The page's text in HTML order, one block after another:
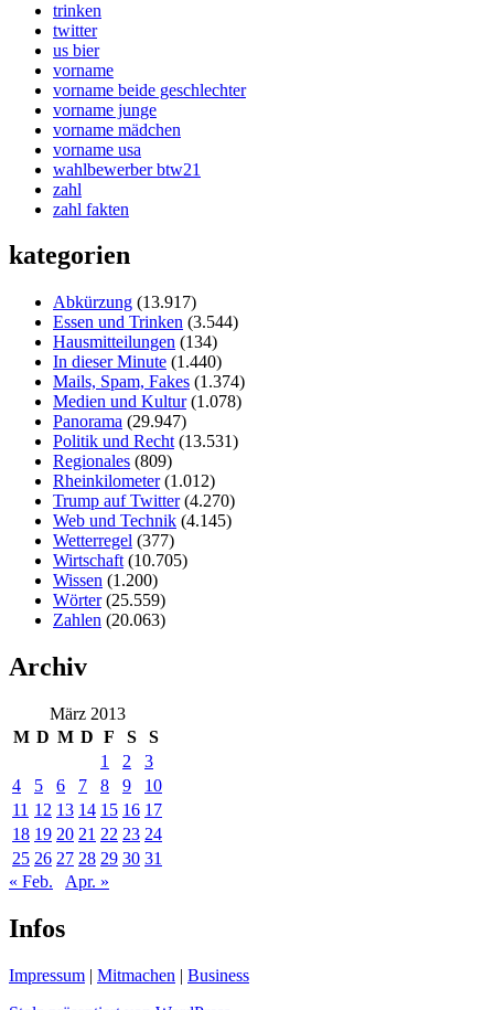
trinken
twitter
us bier
vorname
vorname beide geschlechter
vorname junge
vorname mädchen
vorname usa
wahlbewerber btw21
zahl
zahl fakten
kategorien
Abkürzung (13.917)
Essen und Trinken (3.544)
Hausmitteilungen (134)
In dieser Minute (1.440)
Mails, Spam, Fakes (1.374)
Medien und Kultur(1.078)
Panorama (29.947)
Politik und Recht (13.531)
Regionales (809)
Rheinkilometer(1.012)
Trump auf Twitter(4.270)
Web und Technik (4.145)
Wetterregel (377)
Wirtschaft (10.705)
Wissen (1.200)
Wörter(25.559)
Zahlen (20.063)
Archiv
März 2013
M D M D F S
S
1
2
3
4
5 6 7 8 9
10
11 12 13 14 15 16 17
18 19 20 21 22 23 24
25 26 27 28 29 30 31
« Feb.
Apr. »
Infos
Impressum | Mitmachen | Business